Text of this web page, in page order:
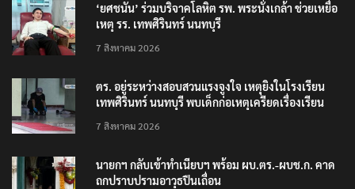
‘ยศชนัน’ ร่วมบริจาคโลหิต รพ. พระนั่งเกล้า ช่วยเหยื่อ
เหตุ รร. เทพศิรินทร์ นนทบุรี
7 สิงหาคม 2026
ตร. อยู่ระหว่างสอบสวนแรงจูงใจ เหตุยิงในโรงเรียน
เทพศิรินทร์ นนทบุรี พบเด็กก่อเหตุเครียดเรื่องเรียน
7 สิงหาคม 2026
นายกฯ กลับเข้าทำเนียบฯ พร้อม ผบ.ตร.-ผบช.ก. คาด
ถกปราบปรามอาวุธปืนเถื่อน